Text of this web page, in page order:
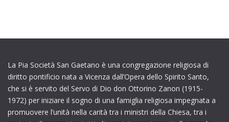
La Pia Società San Gaetano è una congregazione religiosa di
diritto pontificio nata a Vicenza dall’Opera dello Spirito Santo,
che si è servito del Servo di Dio don Ottorino Zanon (1915-
1972) per iniziare il sogno di una famiglia religiosa impegnata a
promuovere l’unità nella carità tra i ministri della Chiesa, tra i